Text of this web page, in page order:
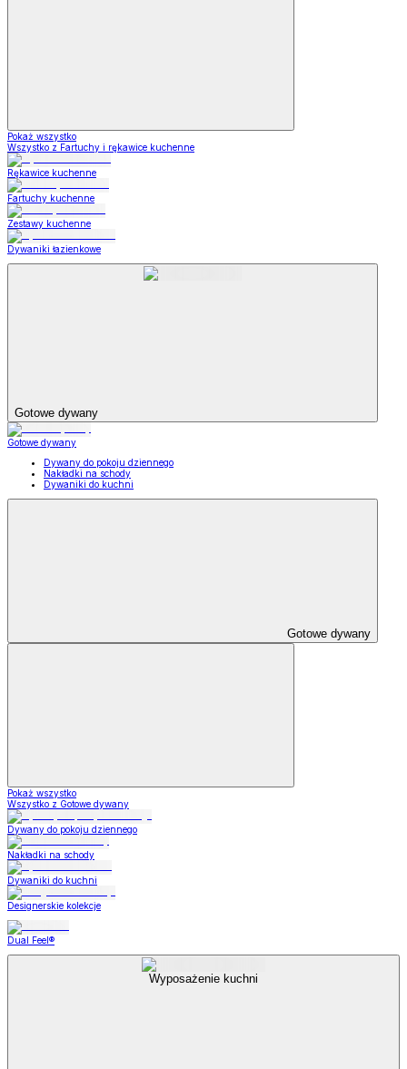
Pokaż wszystko
Wszystko z Fartuchy i rękawice kuchenne
Rękawice kuchenne
Fartuchy kuchenne
Zestawy kuchenne
Dywaniki łazienkowe
Gotowe dywany
Gotowe dywany
Dywany do pokoju dziennego
Nakładki na schody
Dywaniki do kuchni
Gotowe dywany
Pokaż wszystko
Wszystko z Gotowe dywany
Dywany do pokoju dziennego
Nakładki na schody
Dywaniki do kuchni
Designerskie kolekcje
Dual Feel®
Wyposażenie kuchni